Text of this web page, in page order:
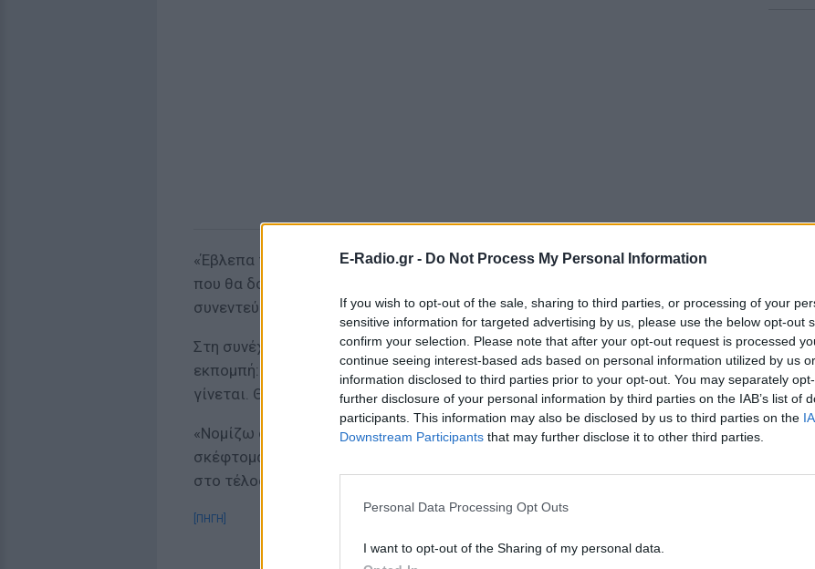
E-Radio.gr - Do Not Process My Personal Information
If you wish to opt-out of the sale, sharing to third parties, or processing of your
sensitive information for targeted advertising by us, please use the below opt-out
confirm your selection. Please note that after your opt-out request is processed
continue seeing interest-based ads based on personal information utilized by us
information disclosed to third parties prior to your opt-out. You may separately
further disclosure of your personal information by third parties on the IAB’s list of
participants. This information may also be disclosed by us to third parties on the
Downstream Participants that may further disclose it to other third parties.
Personal Data Processing Opt Outs
I want to opt-out of the Sharing of my personal data.
5
«Έβλεπα τηλεόραση και κάποια επαφή κρατάμε με την τηλεόραση. Αυτό
που θα δούμε και εύχομαι φυσικά να σας αρέσει, θα είναι μία εκπομπή
συνεντεύξεων», δήλωσε αρχικά.
Στη συνέχεια πρόσθεσε σχετικά με την ώρα που θα προβάλλεται η
εκπομπή: «Καθημερινό πρωί να παίρνουμε πολλές συνεντεύξεις δεν
γίνεται. Θα είναι πιο αργά το βράδυ».
«Νομίζω ότι χαίρομαι κάθε στιγμή αυτό που κάνω εκείνη τη στιγμή και δεν
σκέφτομαι αν, όταν, τι. Αν ζούσαμε έτσι πάντα κάτι θα μας λείπει», είπε
στο τέλος η παρουσιάστρια.
[ΠΗΓΗ]